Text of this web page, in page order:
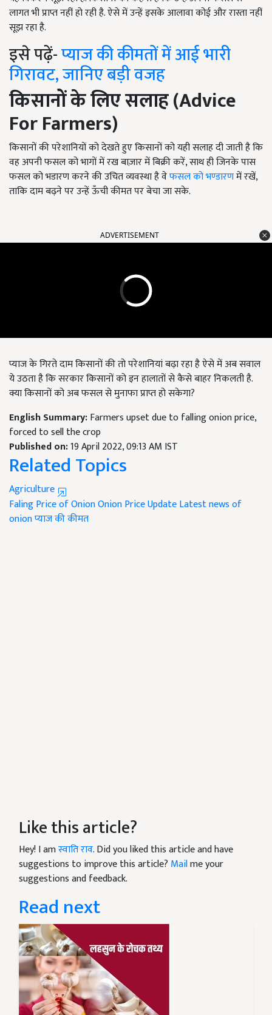
लागत भी प्राप्त नहीं हो रही है. ऐसे में उन्हें इसके आलावा कोई और रास्ता नहीं
सूझ रहा है.
इसे पढ़ें-प्याज की कीमतों में आई भारी
गिरावट, जानिए बड़ी वजह
किसानों के लिए सलाह (Advice
For Farmers)
किसानों की परेशानियों को देखते हुए किसानों को यही सलाह दी जाती है कि
वह अपनी फसल को भागों में रख बाज़ार में बिक्री करें, साथ ही जिनके पास
फसल को भडारण करने की उचित व्यवस्था है वेफसल को भण्डारणमें रखें,
ताकि दाम बढ़ने पर उन्हें ऊँची कीमत पर बेचा जा सके.
ADVERTISEMENT
प्याज के गिरते दाम किसानों की तो परेशानियां बढ़ा रहा है ऐसे में अब सवाल
ये उठता है कि सरकार किसानों को इन हालातों से कैसे बाहर निकलती है.
क्या किसानों को अब फसल से मुनाफा प्राप्त हो सकेगा?
English Summary:Farmers upset due to falling onion price,
forced to sell the crop
Published on:19 April 2022, 09:13 AM IST
Related Topics
Agriculture
Faling Price of OnionOnion Price UpdateLatest news of
onionप्याज की कीमत
Like this article?
Hey! I amस्वाति राव. Did you liked this article and have
suggestions to improve this article? Mailme your
suggestions and feedback.
Read next